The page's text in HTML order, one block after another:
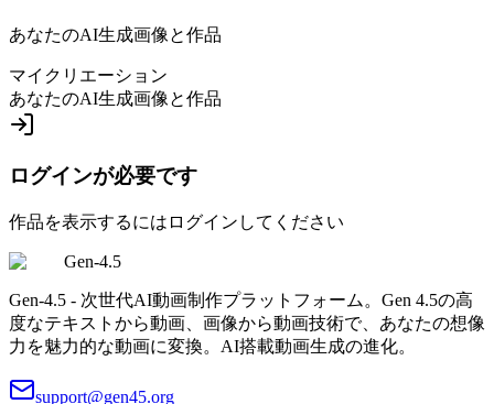
あなたのAI生成画像と作品
マイクリエーション
あなたのAI生成画像と作品
ログインが必要です
作品を表示するにはログインしてください
Gen-4.5
Gen-4.5 - 次世代AI動画制作プラットフォーム。Gen 4.5の高
度なテキストから動画、画像から動画技術で、あなたの想像
力を魅力的な動画に変換。AI搭載動画生成の進化。
support@gen45.org